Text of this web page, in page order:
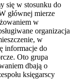
się w stosunku do
głównej mierze
w
organizacja
w
informacje do
Oto grupa
dbają o
księgarscy